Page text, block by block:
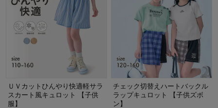
ＵＶカットひんやり快適軽サラ
スカート風キュロット 【子供
服】
チェック切替えハートバックル
ラップキュロット 【子供ズボ
ン】